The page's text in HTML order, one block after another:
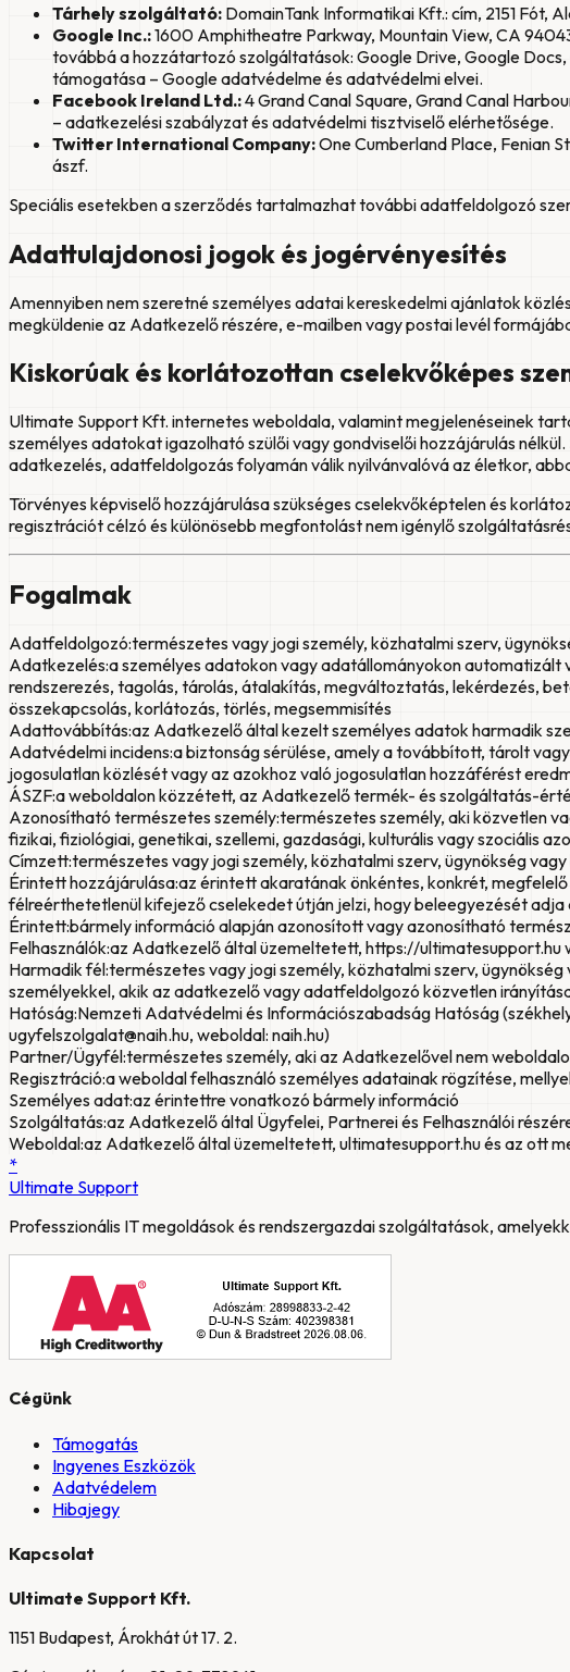
Tárhely szolgáltató: DomainTank Informatikai Kft.: cím, 2151 Fót,
Google Inc.:1600 Amphitheatre Parkway, Mountain View, CA
továbbá a hozzátartozó szolgáltatások: Google Drive, Google
támogatása – Google adatvédelme és adatvédelmi elvei.
Facebook Ireland Ltd.:4 Grand Canal Square, Grand Canal
– adatkezelési szabályzat és adatvédelmi tisztviselő elérhetősége.
Twitter International Company:One Cumberland Place, Fenian
ászf.
Speciális esetekben a szerződés tartalmazhat további adatfeldolgozó
Adattulajdonosi jogok és jogérvényesítés
Amennyiben nem szeretné személyes adatai kereskedelmi ajánlatok
megküldenie az Adatkezelő részére, e-mailben vagy postai levél
Kiskorúak és korlátozottan cselekvőképes
Ultimate Support Kft. internetes weboldala, valamint megjelenéseinek
személyes adatokat igazolható szülői vagy gondviselői hozzájárulás
adatkezelés, adatfeldolgozás folyamán válik nyilvánvalóvá az életkor,
Törvényes képviselő hozzájárulása szükséges cselekvőképtelen és
regisztrációt célzó és különösebb megfontolást nem igénylő
Fogalmak
Adatfeldolgozó:természetes vagy jogi személy, közhatalmi szerv,
Adatkezelés:a személyes adatokon vagy adatállományokon
rendszerezés, tagolás, tárolás, átalakítás, megváltoztatás, lekérdezés,
összekapcsolás, korlátozás, törlés, megsemmisítés
Adattovábbítás:az Adatkezelő által kezelt személyes adatok harmadik
Adatvédelmi incidens:a biztonság sérülése, amely a továbbított, tárolt
jogosulatlan közlését vagy az azokhoz való jogosulatlan hozzáférést
ÁSZF:a weboldalon közzétett, az Adatkezelő termék- és szolgáltatás-
Azonosítható természetes személy:természetes személy, aki közvetlen
fizikai, fiziológiai, genetikai, szellemi, gazdasági, kulturális vagy szociális
Címzett:természetes vagy jogi személy, közhatalmi szerv, ügynökség
Érintett hozzájárulása:az érintett akaratának önkéntes, konkrét,
félreérthetetlenül kifejező cselekedet útján jelzi, hogy beleegyezését
Érintett:bármely információ alapján azonosított vagy azonosítható
Felhasználók:az Adatkezelő által üzemeltetett, https://
Harmadik fél:természetes vagy jogi személy, közhatalmi szerv,
személyekkel, akik az adatkezelő vagy adatfeldolgozó közvetlen
Hatóság:Nemzeti Adatvédelmi és Információszabadság Hatóság
ugyfelszolgalat@naih.hu, weboldal: naih.hu)
Partner/Ügyfél:természetes személy, aki az Adatkezelővel nem
Regisztráció:a weboldal felhasználó személyes adatainak rögzítése,
Személyes adat:az érintettre vonatkozó bármely információ
Szolgáltatás:az Adatkezelő által Ügyfelei, Partnerei és Felhasználói
Weboldal:az Adatkezelő által üzemeltetett, ultimatesupport.hu és az ott
*
Ultimate Support
Professzionális IT megoldások és rendszergazdai szolgáltatások,
Cégünk
Támogatás
Ingyenes Eszközök
Adatvédelem
Hibajegy
Kapcsolat
Ultimate Support Kft.
1151 Budapest, Árokhát út 17. 2.